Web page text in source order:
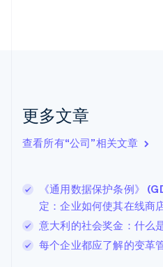
更多文章
查看所有“公司”相关文章
《通用数据保护条例》
定：企业如何使其在线商
意大利的社会奖金：什么
每个企业都应了解的变革
English Italiano
拉脱维亚
立陶宛
DeutschEnglish
卢森堡
罗马尼亚
English